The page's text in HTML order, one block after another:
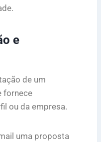
e
de um
fornece
ou da empresa.
uma proposta